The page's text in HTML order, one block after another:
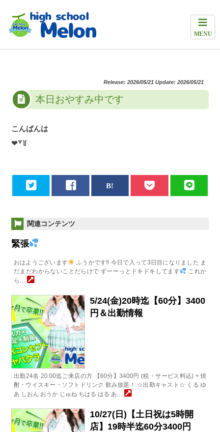
MENU
Release: 2026/05/21 Update: 2026/05/21
本日おやすみ中です
こんばんは
❤︎‬꒷꒦‪‪
関連コンテンツ
緊張
おはようございます
ふうかです‼︎ 今日で入って3日目になりました ま
だまだわからないことだらけで ずーーっとドキドキしてます
これか
ら…
5/24(金)20時迄【60分】3400
円＆出勤情報
出勤24名 20:00迄ご来店の方 【60分】3400円 (税・サービス料込) + 焼
酎・ウイスキー・ソフトドリンク 飲み放題！ ☆出勤キャスト☆ くる ゆ
あ しおん おうか じゅね ちはる はる あ…
10/27(日)【土日祝は5時開
店】19時半迄60分3400円